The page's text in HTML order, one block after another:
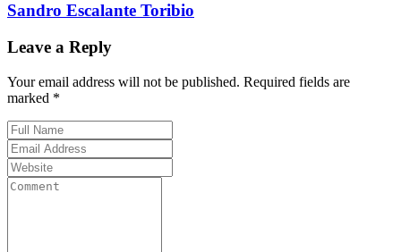
Sandro Escalante Toribio
Leave a Reply
Your email address will not be published. Required fields are
marked *